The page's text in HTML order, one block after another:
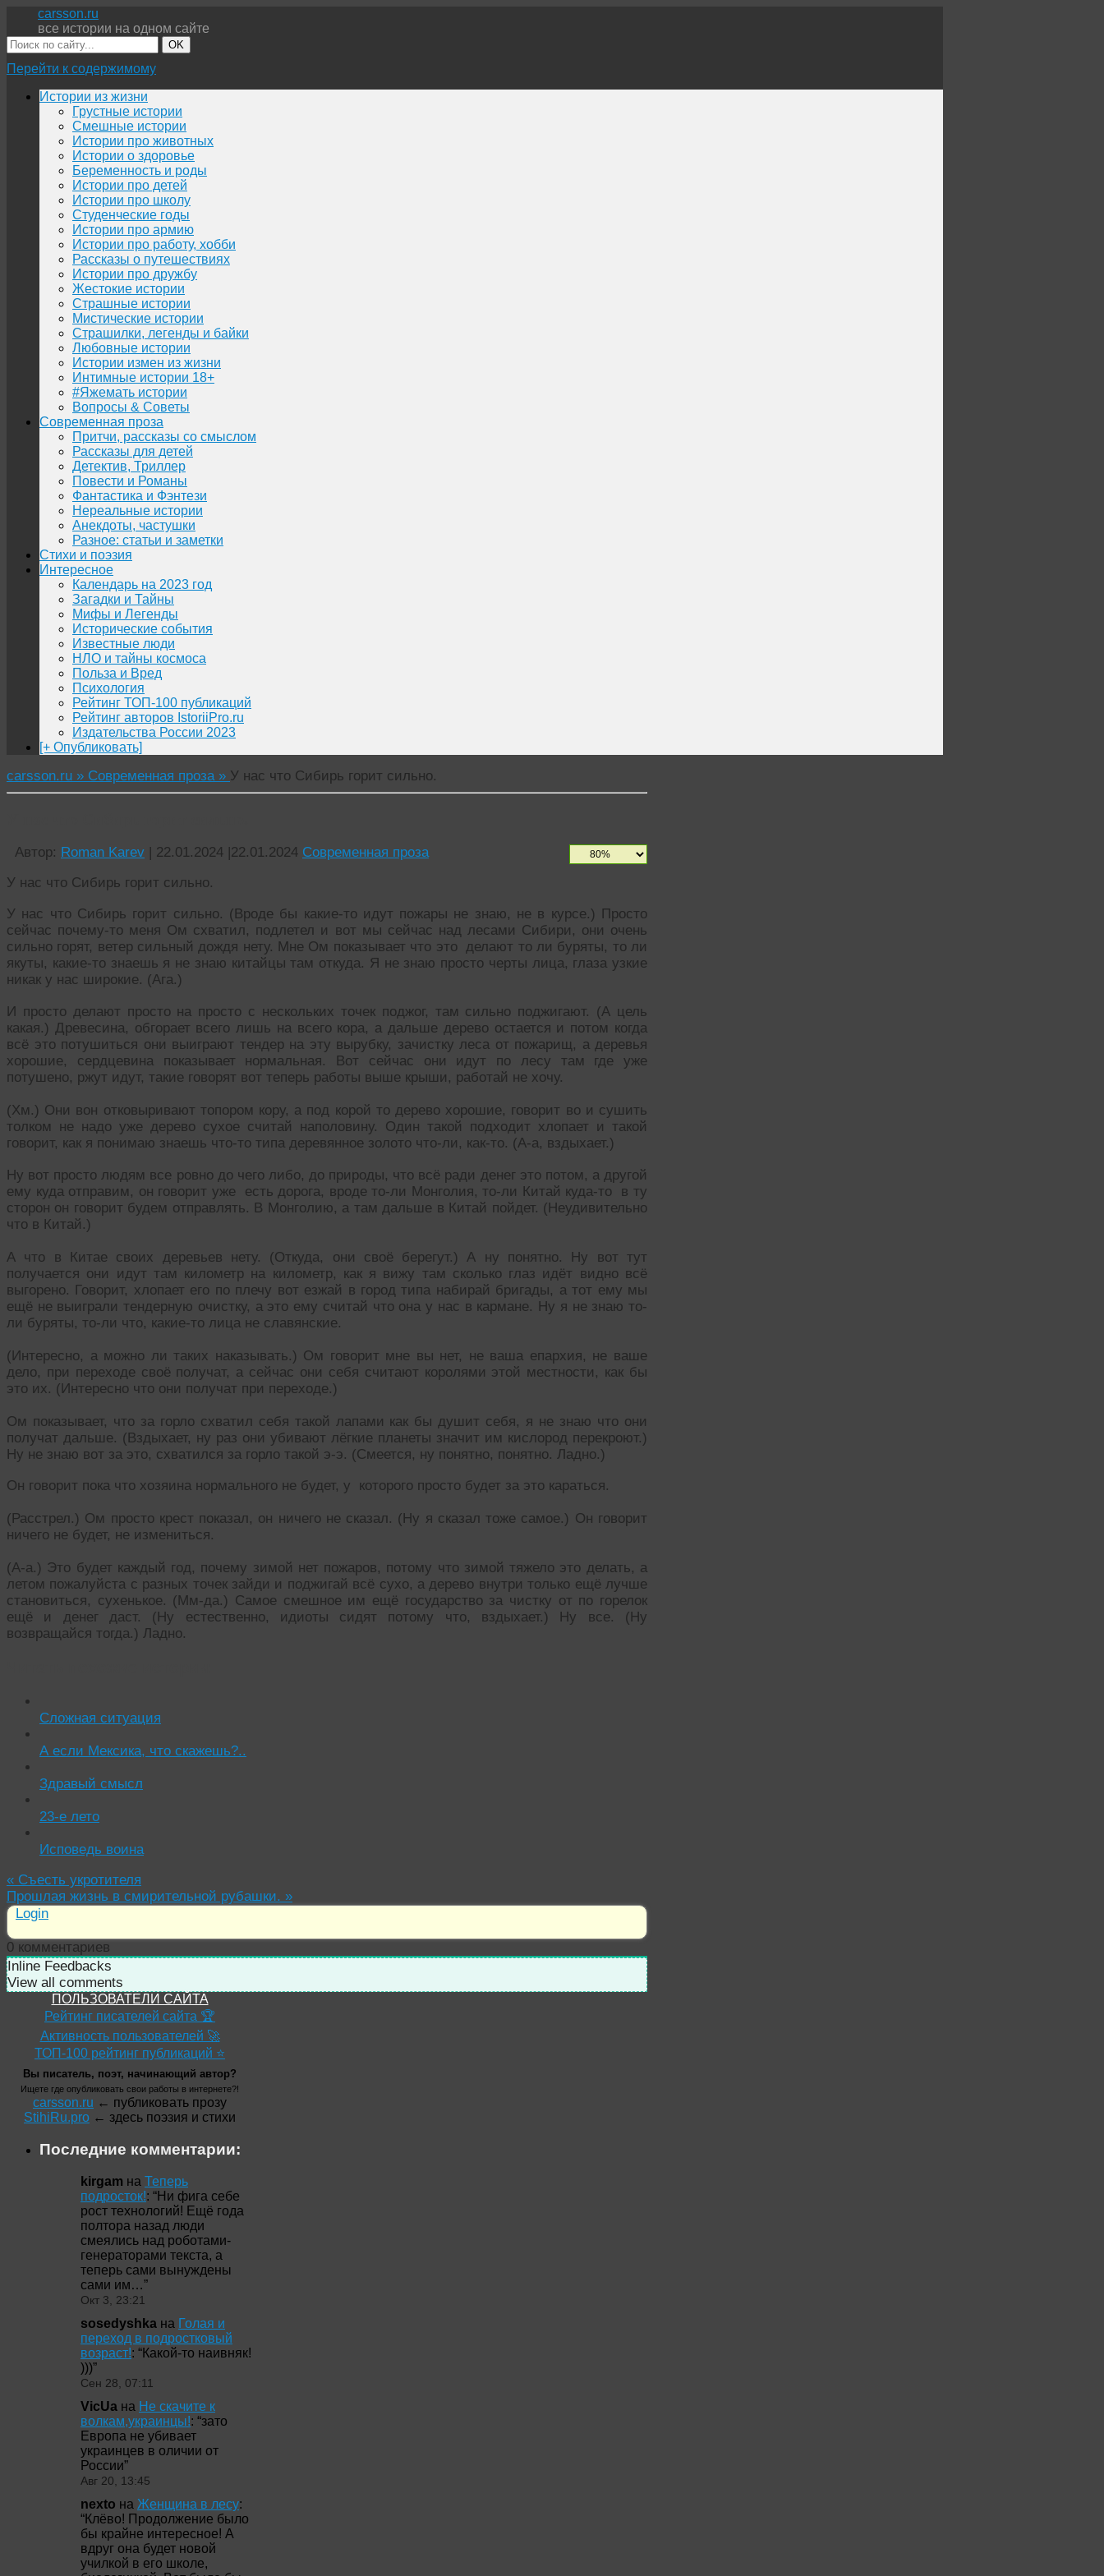
carsson.ru
все истории на одном сайте
OK
Перейти к содержимому
Истории из жизни
Грустные истории
Смешные истории
Истории про животных
Истории о здоровье
Беременность и роды
Истории про детей
Истории про школу
Студенческие годы
Истории про армию
Истории про работу, хобби
Рассказы о путешествиях
Истории про дружбу
Жестокие истории
Страшные истории
Мистические истории
Страшилки, легенды и байки
Любовные истории
Истории измен из жизни
Интимные истории 18+
#Яжемать истории
Вопросы & Советы
Современная проза
Притчи, рассказы со смыслом
Рассказы для детей
Детектив, Триллер
Повести и Романы
Фантастика и Фэнтези
Нереальные истории
Анекдоты, частушки
Разное: статьи и заметки
Стихи и поэзия
Интересное
Календарь на 2023 год
Загадки и Тайны
Мифы и Легенды
Исторические события
Известные люди
НЛО и тайны космоса
Польза и Вред
Психология
Рейтинг ТОП-100 публикаций
Рейтинг авторов IstoriiPro.ru
Издательства России 2023
[+ Опубликовать]
carsson.ru » Современная проза » У нас что Сибирь горит сильно.
Автор: Roman Karev | 22.01.2024 |22.01.2024 Современная проза
У нас что Сибирь горит сильно.
У нас что Сибирь горит сильно. (Вроде бы какие-то идут пожары не знаю, не в курсе.) Просто
сейчас почему-то меня Ом схватил, подлетел и вот мы сейчас над лесами Сибири, они очень
сильно горят, ветер сильный дождя нету. Мне Ом показывает что это делают то ли буряты, то ли
якуты, какие-то знаешь я не знаю китайцы там откуда. Я не знаю просто черты лица, глаза узкие
никак у нас широкие. (Ага.)
И просто делают просто на просто с нескольких точек поджог, там сильно поджигают. (А цель
какая.) Древесина, обгорает всего лишь на всего кора, а дальше дерево остается и потом когда
всё это потушиться они выиграют тендер на эту вырубку, зачистку леса от пожарищ, а деревья
хорошие, сердцевина показывает нормальная. Вот сейчас они идут по лесу там где уже
потушено, ржут идут, такие говорят вот теперь работы выше крыши, работай не хочу.
(Хм.) Они вон отковыривают топором кору, а под корой то дерево хорошие, говорит во и сушить
толком не надо уже дерево сухое считай наполовину. Один такой подходит хлопает и такой
говорит, как я понимаю знаешь что-то типа деревянное золото что-ли, как-то. (А-а, вздыхает.)
Ну вот просто людям все ровно до чего либо, до природы, что всё ради денег это потом, а другой
ему куда отправим, он говорит уже есть дорога, вроде то-ли Монголия, то-ли Китай куда-то в ту
сторон он говорит будем отправлять. В Монголию, а там дальше в Китай пойдет. (Неудивительно
что в Китай.)
А что в Китае своих деревьев нету. (Откуда, они своё берегут.) А ну понятно. Ну вот тут
получается они идут там километр на километр, как я вижу там сколько глаз идёт видно всё
выгорено. Говорит, хлопает его по плечу вот езжай в город типа набирай бригады, а тот ему мы
ещё не выиграли тендерную очистку, а это ему считай что она у нас в кармане. Ну я не знаю то-
ли буряты, то-ли что, какие-то лица не славянские.
(Интересно, а можно ли таких наказывать.) Ом говорит мне вы нет, не ваша епархия, не ваше
дело, при переходе своё получат, а сейчас они себя считают королями этой местности, как бы
это их. (Интересно что они получат при переходе.)
Ом показывает, что за горло схватил себя такой лапами как бы душит себя, я не знаю что они
получат дальше. (Вздыхает, ну раз они убивают лёгкие планеты значит им кислород перекроют.)
Ну не знаю вот за это, схватился за горло такой э-э. (Смеется, ну понятно, понятно. Ладно.)
Он говорит пока что хозяина нормального не будет, у которого просто будет за это караться.
(Расстрел.) Ом просто крест показал, он ничего не сказал. (Ну я сказал тоже самое.) Он говорит
ничего не будет, не измениться.
(А-а.) Это будет каждый год, почему зимой нет пожаров, потому что зимой тяжело это делать, а
летом пожалуйста с разных точек зайди и поджигай всё сухо, а дерево внутри только ещё лучше
становиться, сухенькое. (Мм-да.) Самое смешное им ещё государство за чистку от по горелок
ещё и денег даст. (Ну естественно, идиоты сидят потому что, вздыхает.) Ну все. (Ну
возвращайся тогда.) Ладно.
Сложная ситуация
А если Мексика, что скажешь?..
Здравый смысл
23-е лето
Исповедь воина
« Съесть укротителя
Прошлая жизнь в смирительной рубашки. »
Login
0 комментариев
Inline Feedbacks
View all comments
ПОЛЬЗОВАТЕЛИ САЙТА
Рейтинг писателей сайта 🏆
Активность пользователей 🚀
ТОП-100 рейтинг публикаций ⭐
Вы писатель, поэт, начинающий автор?
Ищете где опубликовать свои работы в интернете?!
carsson.ru ← публиковать прозу
StihiRu.pro ← здесь поэзия и стихи
Последние комментарии:
kirgam на Теперь
подросток!: “Ни фига себе
рост технологий! Ещё года
полтора назад люди
смеялись над роботами-
генераторами текста, а
теперь сами вынуждены
сами им…”
Окт 3, 23:21
sosedyshka на Голая и
переход в подростковый
возраст!: “Какой-то наивняк!
)))”
Сен 28, 07:11
VicUa на Не скачите к
волкам,украинцы!: “зато
Европа не убивает
украинцев в оличии от
России”
Авг 20, 13:45
nexto на Женщина в лесу:
“Клёво! Продолжение было
бы крайне интересное! А
вдруг она будет новой
училкой в его школе,